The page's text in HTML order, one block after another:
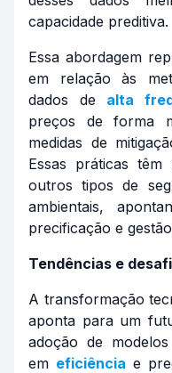
capacidade preditiva.
Essa abordagem
em relação às
dados de alta
preços de forma
medidas de
Essas práticas
outros tipos de
ambientais,
precificação e
Tendências e
A transformação
aponta para um
adoção de
em eficiência e